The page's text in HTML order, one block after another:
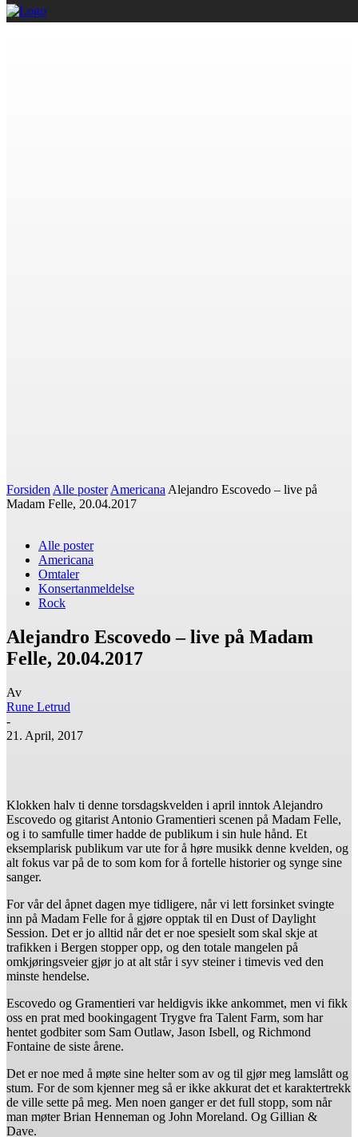
Forsiden Alle poster Americana Alejandro Escovedo – live på
Madam Felle, 20.04.2017
Alle poster
Americana
Omtaler
Konsertanmeldelse
Rock
Alejandro Escovedo – live på Madam
Felle, 20.04.2017
Av
Rune Letrud
-
21. April, 2017
Klokken halv ti denne torsdagskvelden i april inntok Alejandro
Escovedo og gitarist Antonio Gramentieri scenen på Madam Felle,
og i to samfulle timer hadde de publikum i sin hule hånd. Et
eksemplarisk publikum var ute for å høre musikk denne kvelden, og
alt fokus var på de to som kom for å fortelle historier og synge sine
sanger.
For vår del åpnet dagen mye tidligere, når vi lett forsinket svingte
inn på Madam Felle for å gjøre opptak til en Dust of Daylight
Session. Det er jo alltid når det er noe spesielt som skal skje at
trafikken i Bergen stopper opp, og den totale mangelen på
omkjøringsveier gjør jo at alt står i syv steiner i timevis ved den
minste hendelse.
Escovedo og Gramentieri var heldigvis ikke ankommet, men vi fikk
oss en prat med bookingagent Trygve fra Talent Farm, som har
hentet godbiter som Sam Outlaw, Jason Isbell, og Richmond
Fontaine de siste årene.
Det er noe med å møte sine helter som av og til gjør meg lamslått og
stum. For de som kjenner meg så er ikke akkurat det et karaktertrekk
de ville sette på meg. Men noen ganger er det full stopp, som når
man møter Brian Henneman og John Moreland. Og Gillian &
Dave.